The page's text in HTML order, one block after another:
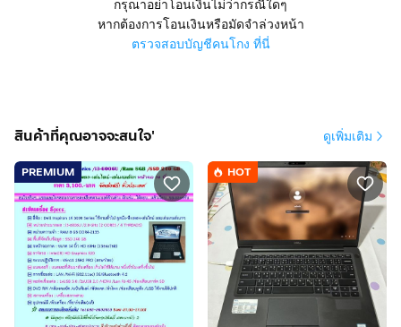
กรุณาอย่าโอนเงินไม่ว่ากรณีใดๆ
หากต้องการโอนเงินหรือมัดจำล่วงหน้า
ตรวจสอบบัญชีคนโกง ที่นี่
สินค้าที่คุณอาจจะสนใจ' ดูเพิ่มเติม
PREMIUM HOT